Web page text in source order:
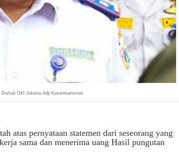
Dishub DKI Jakarta Adji Kusambarto/net
atas pernyataan statemen dari seseorang yang
sama dan menerima uang Hasil pungutan